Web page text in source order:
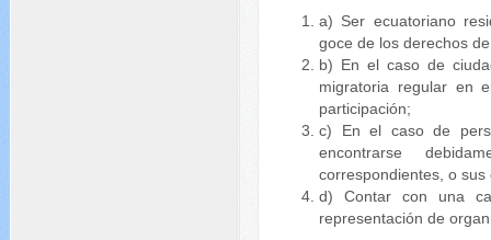
a) Ser ecuatoriano
goce de los derechos
b) En el caso de
migratoria regular en
participación;
c) En el caso de
encontrarse
correspondientes, o sus
d) Contar con una
representación de